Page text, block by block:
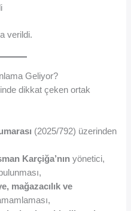
verildi.
Geliyor?
dikkat çeken ortak
(2025/792) üzerinden
Karçiğa’nın yönetici,
mağazacılık ve